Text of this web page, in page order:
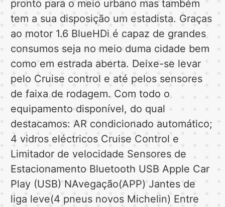
pronto para o meio urbano mas também
tem a sua disposição um estadista. Graças
ao motor 1.6 BlueHDi é capaz de grandes
consumos seja no meio duma cidade bem
como em estrada aberta. Deixe-se levar
pelo Cruise control e até pelos sensores
de faixa de rodagem. Com todo o
equipamento disponível, do qual
destacamos: AR condicionado automático;
4 vidros eléctricos Cruise Control e
Limitador de velocidade Sensores de
Estacionamento Bluetooth USB Apple Car
Play (USB) NAvegação(APP) Jantes de
liga leve(4 pneus novos Michelin) Entre